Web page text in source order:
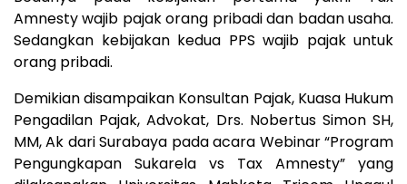
Amnesty wajib pajak orang pribadi dan badan usaha.
Sedangkan kebijakan kedua PPS wajib pajak untuk
orang pribadi.
Demikian disampaikan Konsultan Pajak, Kuasa Hukum
Pengadilan Pajak, Advokat, Drs. Nobertus Simon SH,
MM, Ak dari Surabaya pada acara Webinar “Program
Pengungkapan Sukarela vs Tax Amnesty” yang